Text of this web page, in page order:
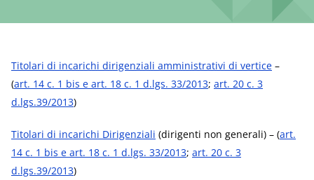
Titolari di incarichi dirigenziali amministrativi di vertice –
(art. 14 c. 1 bis e art. 18 c. 1 d.lgs. 33/2013; art. 20 c. 3
d.lgs.39/2013)
Titolari di incarichi Dirigenziali (dirigenti non generali) – (art.
14 c. 1 bis e art. 18 c. 1 d.lgs. 33/2013; art. 20 c. 3
d.lgs.39/2013)